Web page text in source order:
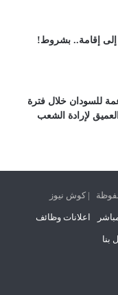
إلى إقامة.. بشروط!
للسودان خلال فترة
لإرادة الشعب
اعلانات وظائف
بنا